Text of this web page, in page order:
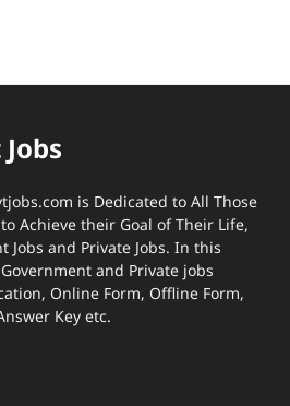
is Dedicated to All Those
Achieve their Goal of Their Life,
Jobs and Private Jobs. In this
and Private jobs
Online Form, Offline Form,
Key etc.